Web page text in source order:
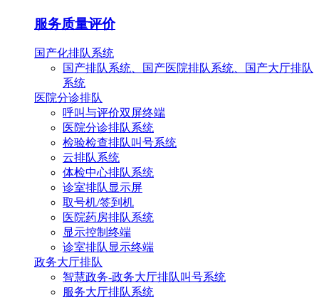
服务质量评价
国产化排队系统
国产排队系统、国产医院排队系统、国产大厅排队
系统
医院分诊排队
呼叫与评价双屏终端
医院分诊排队系统
检验检查排队叫号系统
云排队系统
体检中心排队系统
诊室排队显示屏
取号机/签到机
医院药房排队系统
显示控制终端
诊室排队显示终端
政务大厅排队
智慧政务-政务大厅排队叫号系统
服务大厅排队系统